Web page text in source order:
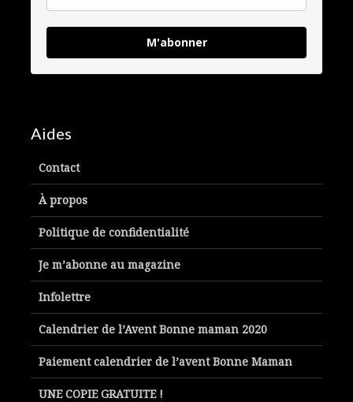
M'abonner
Aides
Contact
À propos
Politique de confidentialité
Je m’abonne au magazine
Infolettre
Calendrier de l’Avent Bonne maman 2020
Paiement calendrier de l’avent Bonne Maman
UNE COPIE GRATUITE !